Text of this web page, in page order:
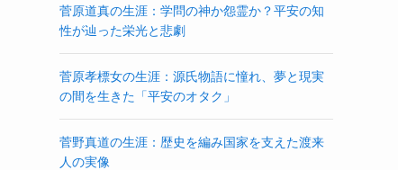
菅原道真の生涯：学問の神か怨霊か？平安の知
性が辿った栄光と悲劇
菅原孝標女の生涯：源氏物語に憧れ、夢と現実
の間を生きた「平安のオタク」
菅野真道の生涯：歴史を編み国家を支えた渡来
人の実像